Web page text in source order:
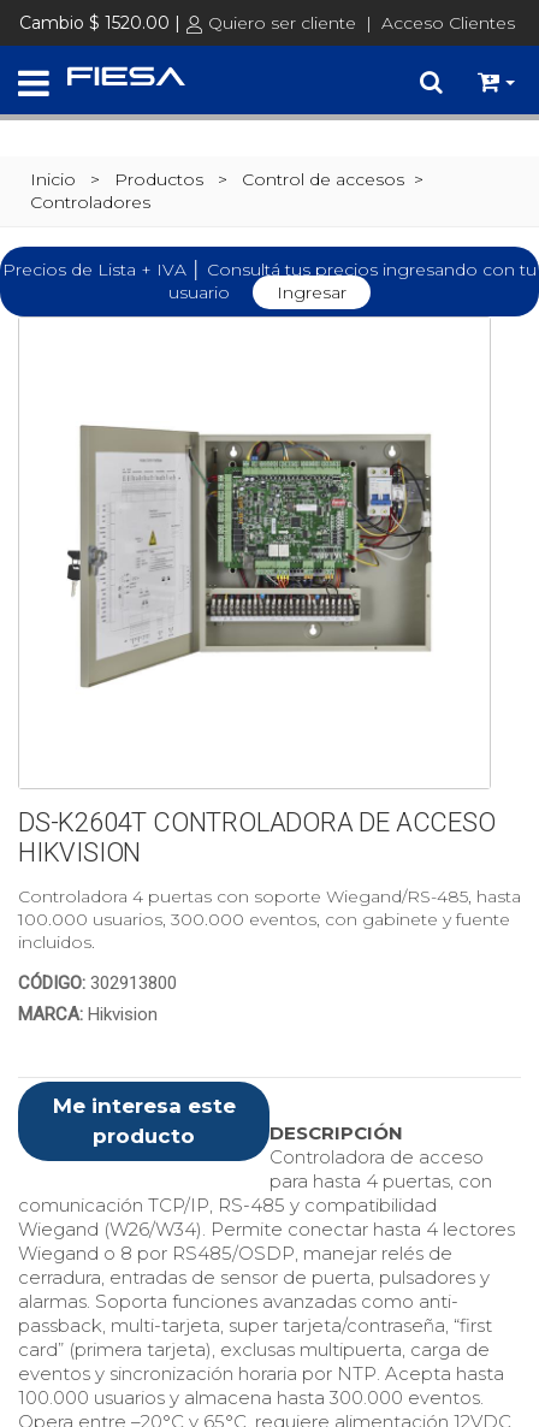
Cambio $ 1520.00 | Quiero ser cliente | Acceso Clientes
Inicio > Productos > Control de accesos >
Controladores
Precios de Lista + IVA │ Consultá tus precios ingresando con tu
usuario
Ingresar
DS-K2604T CONTROLADORA DE ACCESO
HIKVISION
Controladora 4 puertas con soporte Wiegand/RS-485, hasta
100.000 usuarios, 300.000 eventos, con gabinete y fuente
incluidos.
CÓDIGO: 302913800
MARCA: Hikvision
Me interesa este
producto
DESCRIPCIÓN
Controladora de acceso
para hasta 4 puertas, con
comunicación TCP/IP, RS-485 y compatibilidad
Wiegand (W26/W34). Permite conectar hasta 4 lectores
Wiegand o 8 por RS485/OSDP, manejar relés de
cerradura, entradas de sensor de puerta, pulsadores y
alarmas. Soporta funciones avanzadas como anti-
passback, multi-tarjeta, super tarjeta/contraseña, “first
card” (primera tarjeta), exclusas multipuerta, carga de
eventos y sincronización horaria por NTP. Acepta hasta
100.000 usuarios y almacena hasta 300.000 eventos.
Opera entre –20°C y 65°C, requiere alimentación 12VDC